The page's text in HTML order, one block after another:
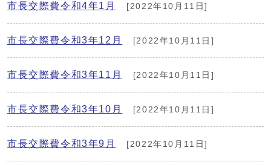
市長交際費令和4年1月 [2022年10月11日]
市長交際費令和3年12月 [2022年10月11日]
市長交際費令和3年11月 [2022年10月11日]
市長交際費令和3年10月 [2022年10月11日]
市長交際費令和3年9月 [2022年10月11日]